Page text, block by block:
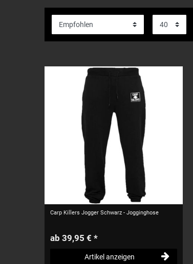
Carp Killers Jogger Schwarz - Jogginghose
ab 39,95 € *
Artikel anzeigen